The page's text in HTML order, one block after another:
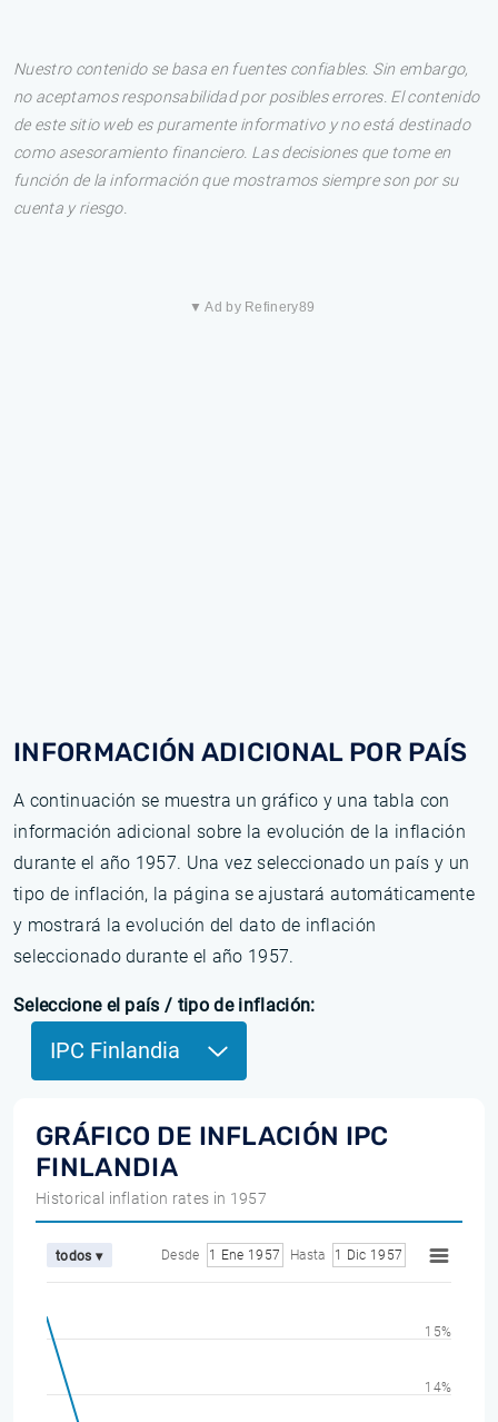
Nuestro contenido se basa en fuentes confiables. Sin embargo,
no aceptamos responsabilidad por posibles errores. El contenido
de este sitio web es puramente informativo y no está destinado
como asesoramiento financiero. Las decisiones que tome en
función de la información que mostramos siempre son por su
cuenta y riesgo.
▼ Ad by Refinery89
INFORMACIÓN ADICIONAL POR PAÍS
A continuación se muestra un gráfico y una tabla con
información adicional sobre la evolución de la inflación
durante el año 1957. Una vez seleccionado un país y un
tipo de inflación, la página se ajustará automáticamente
y mostrará la evolución del dato de inflación
seleccionado durante el año 1957.
Seleccione el país / tipo de inflación:
IPC Finlandia
GRÁFICO DE INFLACIÓN IPC
FINLANDIA
Historical inflation rates in 1957
todos ▾ Desde 1 Ene 1957 Hasta 1 Dic 1957
14%
15%